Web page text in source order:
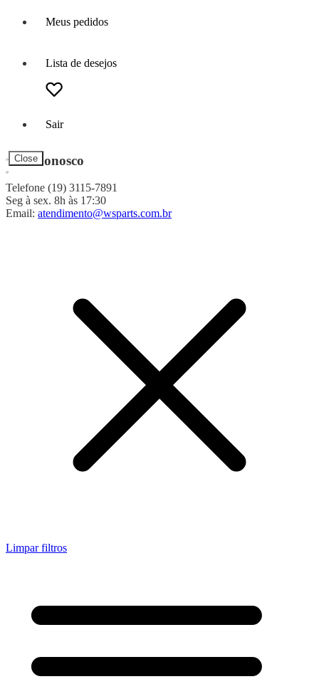
Meus pedidos
Lista de desejos
Sair
Close
Fale Conosco
Telefone (19) 3115-7891
Seg à sex. 8h às 17:30
Email: atendimento@wsparts.com.br
Limpar filtros